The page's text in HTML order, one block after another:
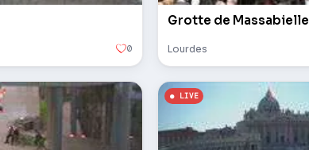
0
Grotte de Massabielle
Lourdes